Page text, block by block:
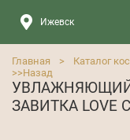
Ижевск
Главная > Каталог
>>Назад
ЗАВИТКА LOVE